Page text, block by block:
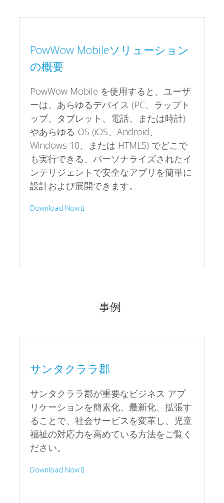
の概要
PowWow Mobile を使用すると、ユーザ
ーは、あらゆるデバイス (PC、ラップト
ップ、タブレット、電話、または時計)
やあらゆる OS (iOS、Android、
Windows 10、または HTML5) でどこで
も実行できる、パーソナライズされたイ
ンテリジェントで安全なアプリを簡単に
設計および展開できます。
Download Now
ることで、社会サービスを変革し、児童
福祉の対応力を高めている方法をご覧く
ださい。
Download Now